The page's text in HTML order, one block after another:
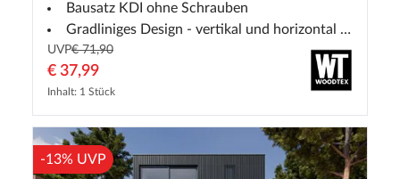
Bausatz KDI ohne Schrauben
Gradliniges Design - vertikal und horizontal montierbar
UVP€ 71,90
€ 37,99
Inhalt: 1 Stück
-13% UVP